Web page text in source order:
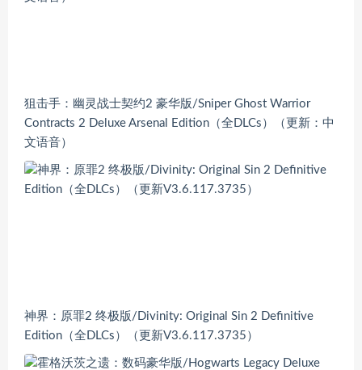
狙击手：幽灵战士契约2 豪华版/Sniper Ghost Warrior
Contracts 2 Deluxe Arsenal Edition（全DLCs）（更新：中
文语音）
神界：原罪2 终极版/Divinity: Original Sin 2 Definitive
Edition（全DLCs）（更新V3.6.117.3735）